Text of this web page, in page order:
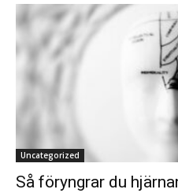
Uncategorized
Så föryngrar du